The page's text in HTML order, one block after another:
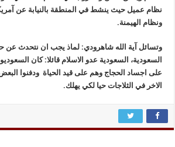
نظام عميل حيث ينشط في المنطقة بالنيابة عن
ونظام الهيمنة.
وتسائل آية الله شاهرودي: لماذ يجب ان نتحدث عن
السعودية، السعودية عدو الاسلام قائلا: كان
على اجساد الحجاج وهم على قيد الحياة ودفنوا
الاخر في الثلاجات حيا لكي يهلك.